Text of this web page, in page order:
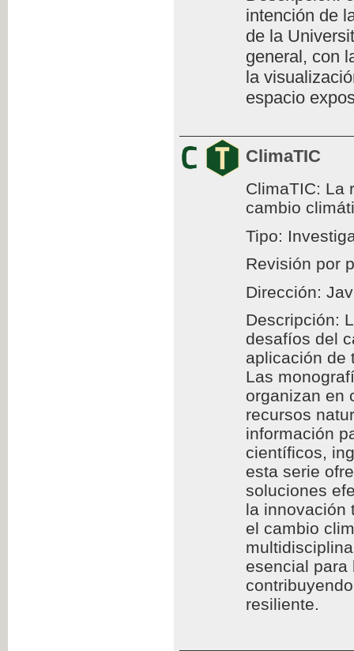
intención de
de la
general, con
la
espacio
ClimaTIC
ClimaTIC: La
cambio
Tipo:
Revisión por
Dirección:
Descripción:
desafíos del
aplicación de
Las
organizan en
recursos
información
científicos,
esta serie
soluciones
la innovación
el cambio
esencial para
resiliente.